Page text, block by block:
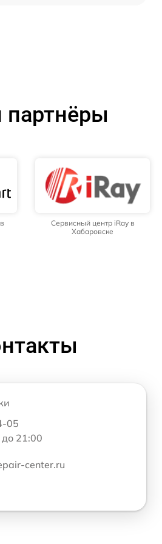
Сервисный центр iRay в
Хабаровске
05
21:00
center.ru